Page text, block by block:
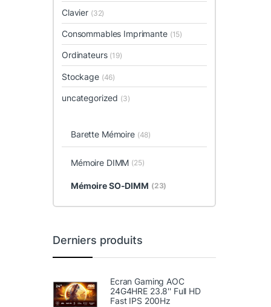
Clavier (32)
Consommables Imprimante (15)
Ordinateurs (19)
Stockage (46)
uncategorized (3)
Barette Mémoire (48)
Mémoire DIMM (25)
Mémoire SO-DIMM (23)
Derniers produits
Ecran Gaming AOC
24G4HRE 23.8'' Full HD
Fast IPS 200Hz